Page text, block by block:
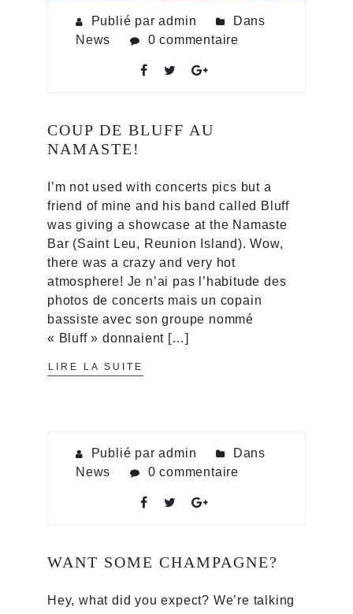
Publié par admin
Dans
News
0 commentaire
COUP DE BLUFF AU
NAMASTE!
I’m not used with concerts pics but a
friend of mine and his band called Bluff
was giving a showcase at the Namaste
Bar (Saint Leu, Reunion Island). Wow,
there was a crazy and very hot
atmosphere! Je n’ai pas l’habitude des
photos de concerts mais un copain
bassiste avec son groupe nommé
« Bluff » donnaient […]
LIRE LA SUITE
Publié par admin
Dans
News
0 commentaire
WANT SOME CHAMPAGNE?
Hey, what did you expect? We’re talking